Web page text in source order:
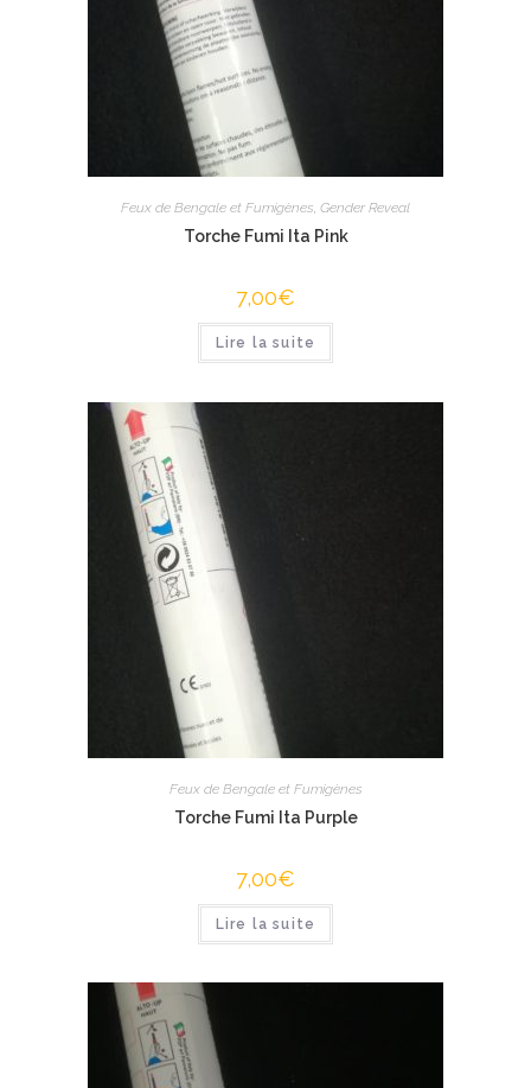
Feux de Bengale et Fumigènes, Gender Reveal
Torche Fumi Ita Pink
7,00€
Lire la suite
Feux de Bengale et Fumigènes
Torche Fumi Ita Purple
7,00€
Lire la suite